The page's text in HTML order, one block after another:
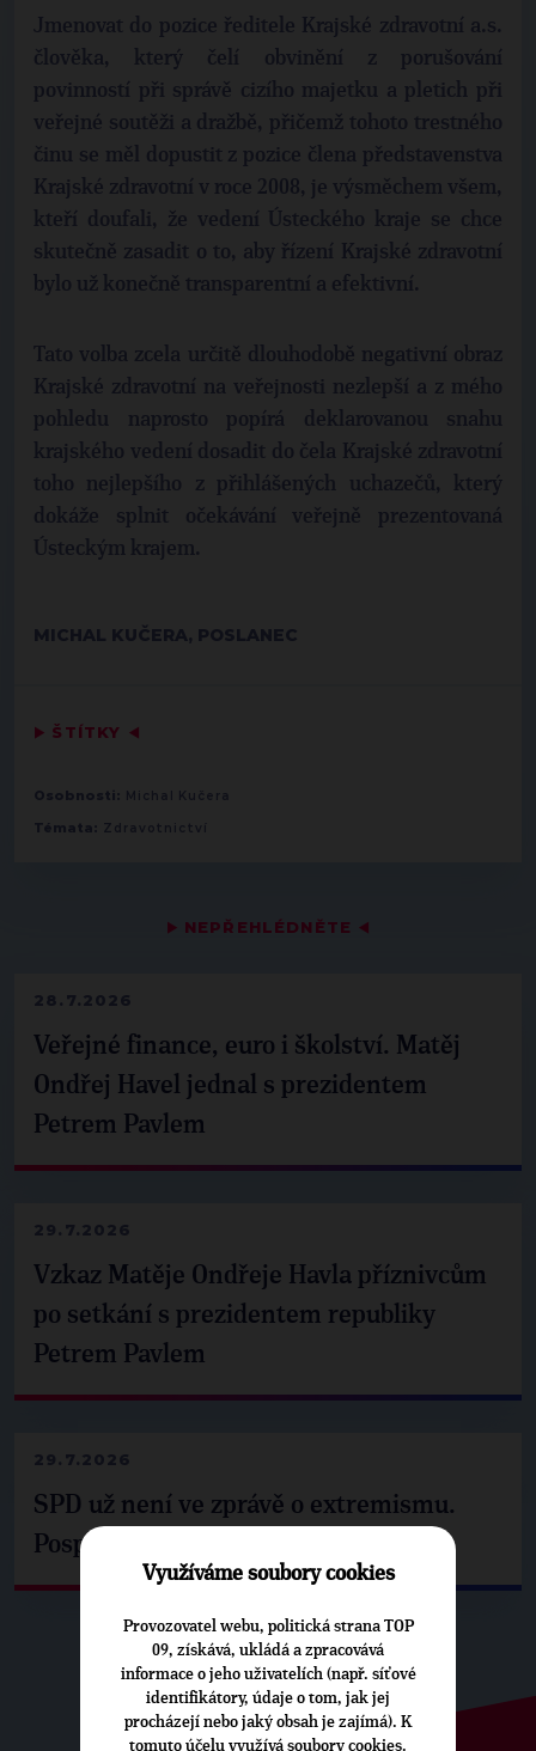
▶ NEPŘEHLÉDNĚTE ◀
28.7.2026
Veřejné finance, euro i školství. Matěj
Ondřej Havel jednal s prezidentem
Petrem Pavlem
29.7.2026
Vzkaz Matěje Ondřeje Havla příznivcům
po setkání s prezidentem republiky
Petrem Pavlem
29.7.2026
SPD už není ve zprávě o extremismu.
Pospíšil: Je tu pachuť
Jmenovat do pozice ředitele Krajské zdravotní a.s.
člověka, který čelí obvinění z porušování
povinností při správě cizího majetku a pletich při
veřejné soutěži a dražbě, přičemž tohoto trestného
činu se měl dopustit z pozice člena představenstva
Krajské zdravotní v roce 2008, je výsměchem všem,
kteří doufali, že vedení Ústeckého kraje se chce
skutečně zasadit o to, aby řízení Krajské zdravotní
bylo už konečně transparentní a efektivní.
Tato volba zcela určitě dlouhodobě negativní obraz
Krajské zdravotní na veřejnosti nezlepší a z mého
pohledu naprosto popírá deklarovanou snahu
krajského vedení dosadit do čela Krajské zdravotní
toho nejlepšího z přihlášených uchazečů, který
dokáže splnit očekávání veřejně prezentovaná
Ústeckým krajem.
MICHAL KUČERA, POSLANEC
▶ ŠTÍTKY ◀
Osobnosti: Michal Kučera
Témata: Zdravotnictví
Využíváme soubory cookies
Provozovatel webu, politická strana TOP
09, získává, ukládá a zpracovává
informace o jeho uživatelích (např. síťové
identifikátory, údaje o tom, jak jej
procházejí nebo jaký obsah je zajímá). K
tomuto účelu využívá soubory cookies.